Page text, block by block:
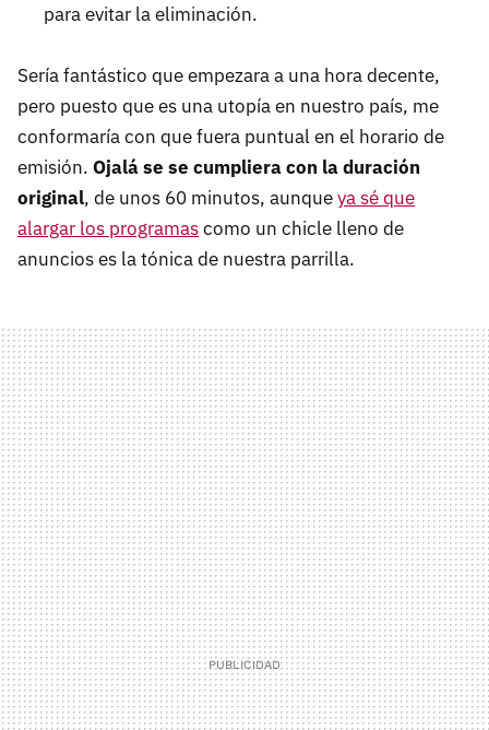
para evitar la eliminación.
Sería fantástico que empezara a una hora decente,
pero puesto que es una utopía en nuestro país, me
conformaría con que fuera puntual en el horario de
emisión. Ojalá se se cumpliera con la duración
original, de unos 60 minutos, aunqueya sé que
alargar los programascomo un chicle lleno de
anuncios es la tónica de nuestra parrilla.